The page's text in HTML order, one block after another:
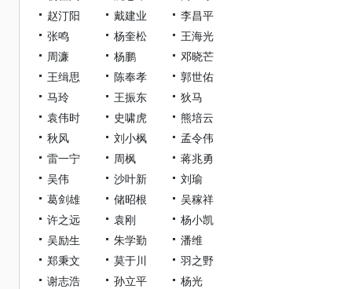
赵汀阳
戴建业
李昌平
张鸣
杨奎松
王海光
周濂
杨鹏
邓晓芒
王缉思
陈奉孝
郭世佑
马玲
王振东
狄马
袁伟时
史啸虎
熊培云
秋风
刘小枫
孟令伟
雷一宁
周枫
蒋兆勇
吴伟
沙叶新
刘瑜
葛剑雄
储昭根
吴稼祥
许之远
袁刚
杨小凯
吴励生
朱学勤
潘维
郑秉文
莫于川
羽之野
谢志浩
孙立平 杨光